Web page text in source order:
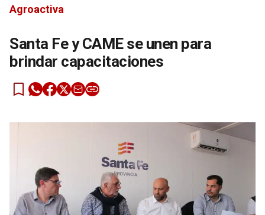
Agroactiva
Santa Fe y CAME se unen para
brindar capacitaciones